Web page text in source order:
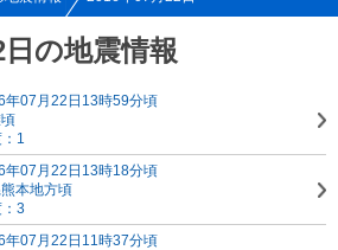
の地震情報
年07月22日13時59分頃
1
年07月22日13時18分頃
本地方頃
3
年07月22日11時37分頃